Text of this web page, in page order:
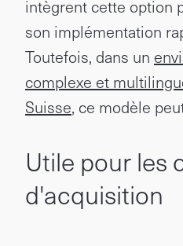
intègrent cette option
son implémentation
Toutefois, dans un
complexe et
Suisse, ce modèle
Utile pour les
d'acquisition